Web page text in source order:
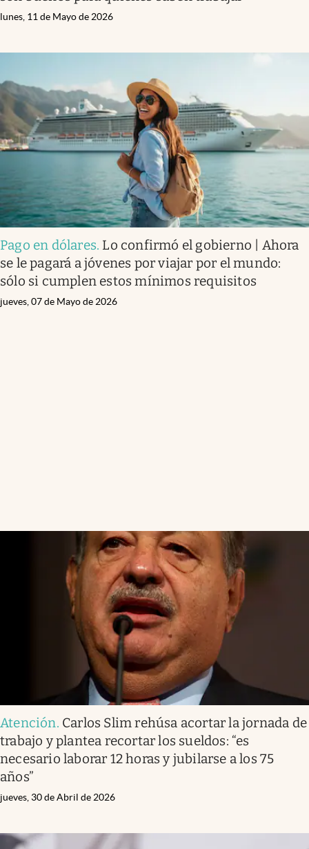
lunes, 11 de Mayo de 2026
Pago en dólares. Lo confirmó el gobierno | Ahora
se le pagará a jóvenes por viajar por el mundo:
sólo si cumplen estos mínimos requisitos
jueves, 07 de Mayo de 2026
Atención. Carlos Slim rehúsa acortar la jornada de
trabajo y plantea recortar los sueldos: “es
necesario laborar 12 horas y jubilarse a los 75
años”
jueves, 30 de Abril de 2026